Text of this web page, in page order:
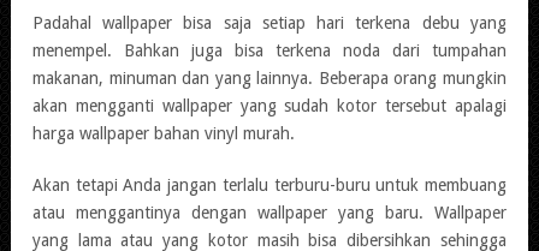
Padahal wallpaper bisa saja setiap hari terkena debu yang
menempel. Bahkan juga bisa terkena noda dari tumpahan
makanan, minuman dan yang lainnya. Beberapa orang mungkin
akan mengganti wallpaper yang sudah kotor tersebut apalagi
harga wallpaper bahan vinyl murah.
Akan tetapi Anda jangan terlalu terburu-buru untuk membuang
atau menggantinya dengan wallpaper yang baru. Wallpaper
yang lama atau yang kotor masih bisa dibersihkan sehingga